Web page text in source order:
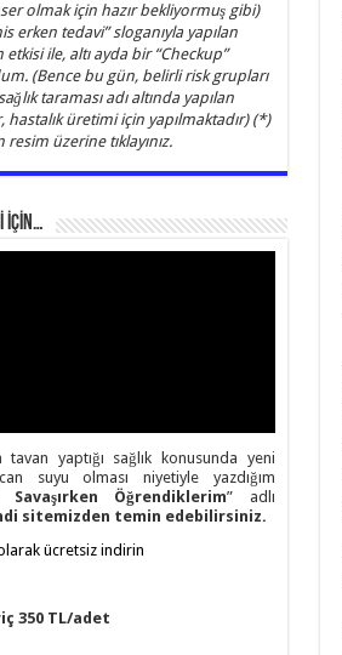
olmak için hazır bekliyormuş gibi)
erken tedavi” sloganıyla yapılan
etkisi ile, altı ayda bir “Checkup”
(Bence bu gün, belirli risk grupları
taraması adı altında yapılan
hastalık üretimi için yapılmaktadır) (*)
resim üzerine tıklayınız.
İÇİN…
tavan yaptığı sağlık konusunda yeni
suyu olması niyetiyle yazdığım
Savaşırken Öğrendiklerim” adlı
sitemizden temin edebilirsiniz.
ücretsiz indirin
350 TL/adet